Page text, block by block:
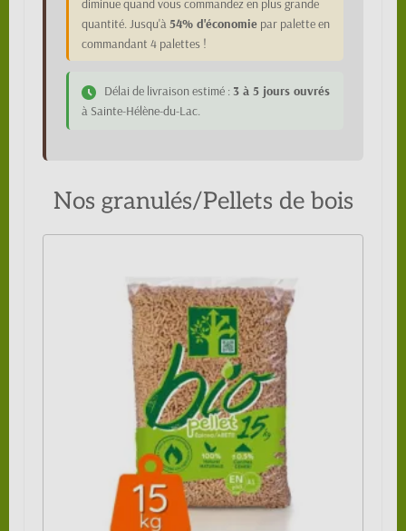
diminue quand vous commandez en plus grande
quantité. Jusqu'à54% d'économie par palette en
commandant 4 palettes !
Délai de livraison estimé : 3 à 5 jours ouvrés
à Sainte-Hélène-du-Lac.
Nos granulés/Pellets de bois